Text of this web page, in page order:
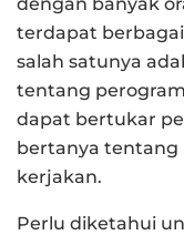
terdapat
salah satunya
tentang
dapat bertukar
bertanya tentang
kerjakan.
Perlu diketahui